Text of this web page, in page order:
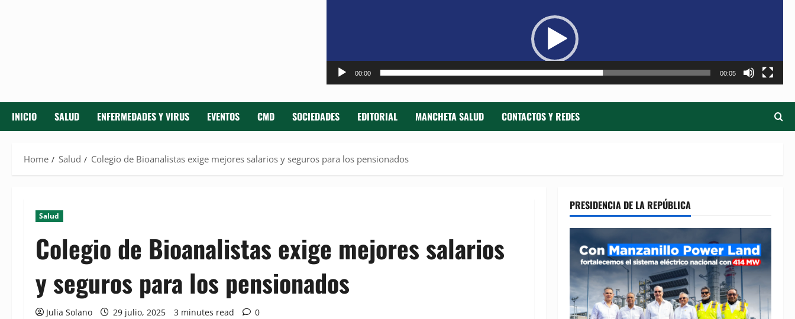
00:00 00:05
INICIO SALUD ENFERMEDADES Y VIRUS EVENTOS CMD SOCIEDADES EDITORIAL MANCHETA SALUD CONTACTOS Y REDES
Home Salud Colegio de Bioanalistas exige mejores salarios y seguros para los pensionados
Salud
Colegio de Bioanalistas exige mejores salarios
y seguros para los pensionados
Julia Solano 29 julio, 2025 3 minutes read 0
PRESIDENCIA DE LA REPÚBLICA